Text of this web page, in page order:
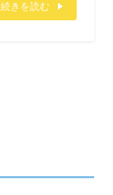
続きを読む